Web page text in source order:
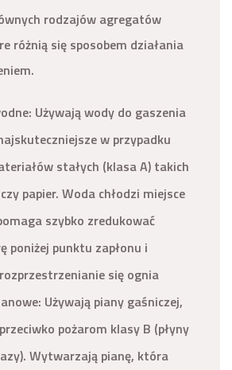
rodzajów agregatów
różnią się sposobem działania
Używają wody do gaszenia
w przypadku
stałych (klasa A) takich
papier. Woda chłodzi miejsce
szybko zredukować
poniżej punktu zapłonu i
się ognia
Używają piany gaśniczej,
pożarom klasy B (płyny
Wytwarzają pianę, która